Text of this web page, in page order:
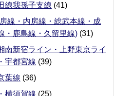
線我孫子支線 (41)
線・内房線・総武本線・成
・鹿島線・久留里線) (31)
南新宿ライン・上野東京ライ
宇都宮線 (39)
葉線 (36)
横須賀線 (25)